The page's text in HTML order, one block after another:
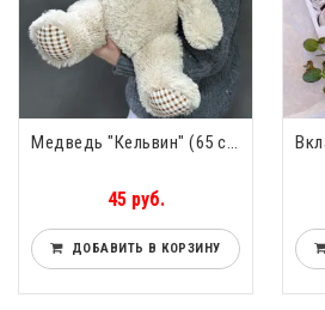
Медведь "Кельвин" (65 см) Сидя 38 см
45 руб.
ДОБАВИТЬ В КОРЗИНУ